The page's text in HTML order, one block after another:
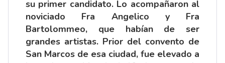
su primer candidato. Lo acompañaron al
noviciado Fra Angelico y Fra
Bartolommeo, que habían de ser
grandes artistas. Prior del convento de
San Marcos de esa ciudad, fue elevado a